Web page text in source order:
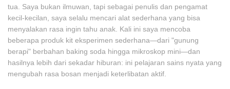
tua. Saya bukan ilmuwan, tapi sebagai penulis dan pengamat
kecil-kecilan, saya selalu mencari alat sederhana yang bisa
menyalakan rasa ingin tahu anak. Kali ini saya mencoba
beberapa produk kit eksperimen sederhana—dari "gunung
berapi" berbahan baking soda hingga mikroskop mini—dan
hasilnya lebih dari sekadar hiburan: ini pelajaran sains nyata yang
mengubah rasa bosan menjadi keterlibatan aktif.